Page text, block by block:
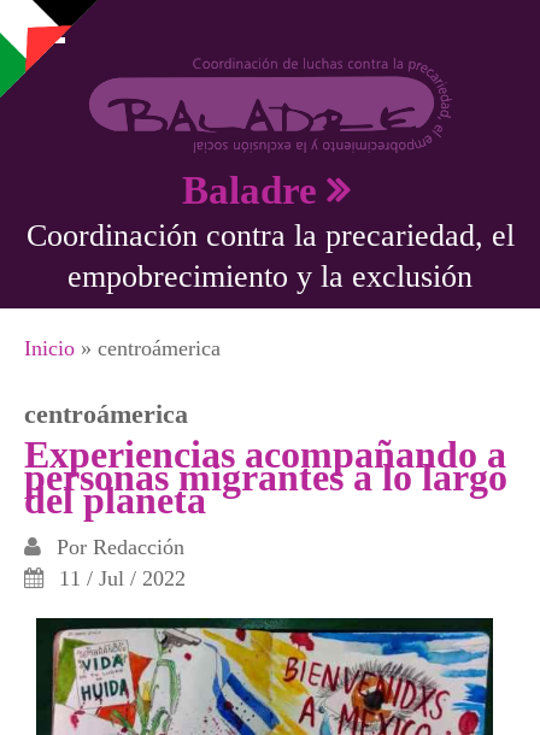
Pasar al contenido principal
Baladre
Coordinación contra la precariedad, el
empobrecimiento y la exclusión
Se encuentra usted aquí
Inicio » centroámerica
centroámerica
Experiencias acompañando a
personas migrantes a lo largo
del planeta
Por Redacción
11 / Jul / 2022